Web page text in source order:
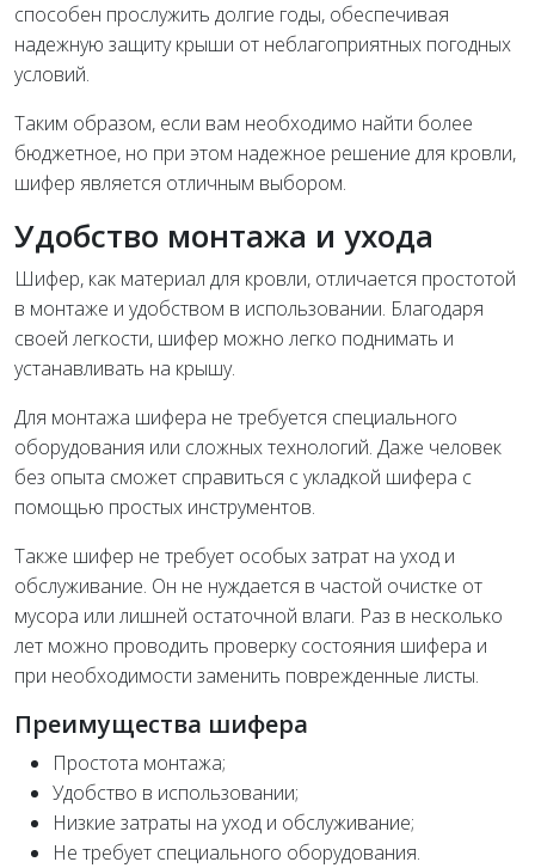
способен прослужить долгие годы, обеспечивая
надежную защиту крыши от неблагоприятных погодных
условий.
Таким образом, если вам необходимо найти более
бюджетное, но при этом надежное решение для кровли,
шифер является отличным выбором.
Удобство монтажа и ухода
Шифер, как материал для кровли, отличается простотой
в монтаже и удобством в использовании. Благодаря
своей легкости, шифер можно легко поднимать и
устанавливать на крышу.
Для монтажа шифера не требуется специального
оборудования или сложных технологий. Даже человек
без опыта сможет справиться с укладкой шифера с
помощью простых инструментов.
Также шифер не требует особых затрат на уход и
обслуживание. Он не нуждается в частой очистке от
мусора или лишней остаточной влаги. Раз в несколько
лет можно проводить проверку состояния шифера и
при необходимости заменить поврежденные листы.
Преимущества шифера
Простота монтажа;
Удобство в использовании;
Низкие затраты на уход и обслуживание;
Не требует специального оборудования.